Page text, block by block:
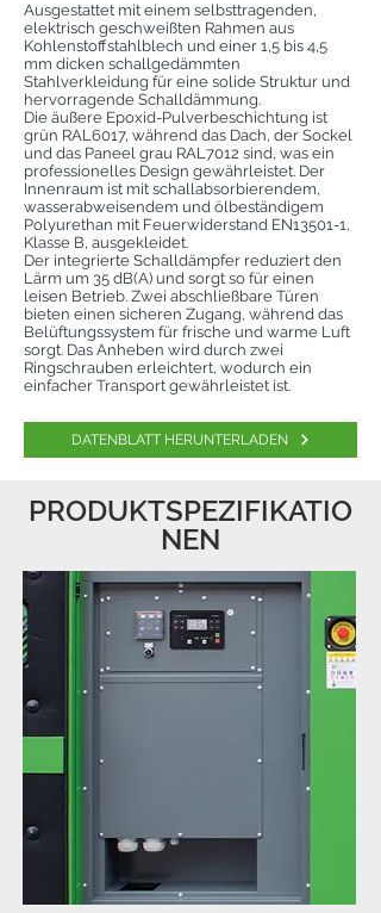
Ausgestattet mit einem selbsttragenden,
elektrisch geschweißten Rahmen aus
Kohlenstoffstahlblech und einer 1,5 bis 4,5
mm dicken schallgedämmten
Stahlverkleidung für eine solide Struktur und
hervorragende Schalldämmung.
Die äußere Epoxid-Pulverbeschichtung ist
grün RAL6017, während das Dach, der Sockel
und das Paneel grau RAL7012 sind, was ein
professionelles Design gewährleistet. Der
Innenraum ist mit schallabsorbierendem,
wasserabweisendem und ölbeständigem
Polyurethan mit Feuerwiderstand EN13501-1,
Klasse B, ausgekleidet.
Der integrierte Schalldämpfer reduziert den
Lärm um 35 dB(A) und sorgt so für einen
leisen Betrieb. Zwei abschließbare Türen
bieten einen sicheren Zugang, während das
Belüftungssystem für frische und warme Luft
sorgt. Das Anheben wird durch zwei
Ringschrauben erleichtert, wodurch ein
einfacher Transport gewährleistet ist.
DATENBLATT HERUNTERLADEN
PRODUKTSPEZIFIKATIO
NEN